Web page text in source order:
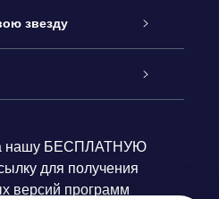
Star Gift
звезду
страница Star Page
нашу БЕСПЛАТНУЮ
для получения
версий программ